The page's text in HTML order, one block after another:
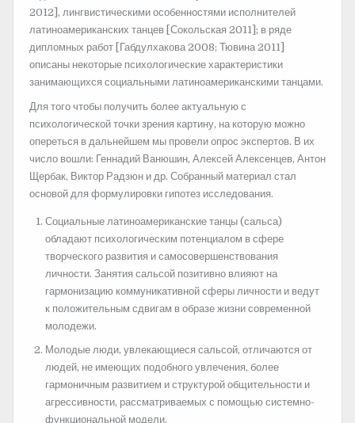
2012], лингвистическими особенностями исполнителей
латиноамериканских танцев [Сокольская 2011]; в ряде
дипломных работ [Габдулхакова 2008; Тювина 2011]
описаны некоторые психологические характеристики
занимающихся социальными латиноамериканскими танцами.
Для того чтобы получить более актуальную с
психологической точки зрения картину, на которую можно
опереться в дальнейшем мы провели опрос экспертов. В их
число вошли: Геннадий Ванюшин, Алексей Алексенцев, Антон
Щербак, Виктор Радзюн и др. Собранный материал стал
основой для формулировки гипотез исследования.
Социальные латиноамериканские танцы (сальса)
обладают психологическим потенциалом в сфере
творческого развития и самосовершенствования
личности. Занятия сальсой позитивно влияют на
гармонизацию коммуникативной сферы личности и ведут
к положительным сдвигам в образе жизни современной
молодежи.
Молодые люди, увлекающиеся сальсой, отличаются от
людей, не имеющих подобного увлечения, более
гармоничным развитием и структурой общительности и
агрессивности, рассматриваемых с помощью системно-
функциональной модели.